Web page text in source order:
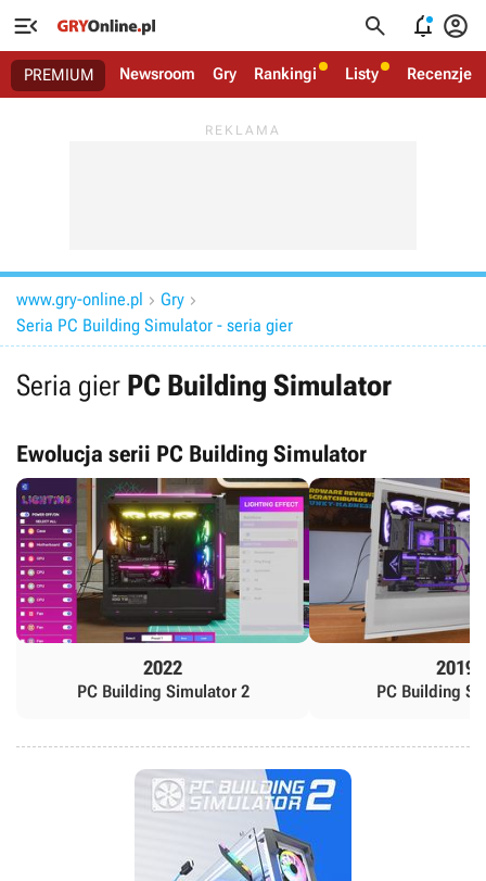
   
PREMIUM Newsroom Gry Rankingi Listy Recenzje
www.gry-online.pl  Gry 
Seria PC Building Simulator - seria gier
Seria gier PC Building Simulator
Ewolucja serii PC Building Simulator
2022
PC Building Simulator 2
2019
PC Building